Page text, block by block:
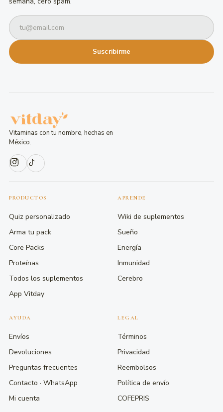
Suscribirme
Vitaminas con tu nombre, hechas en
México.
PRODUCTOS
Quiz personalizado
Arma tu pack
Core Packs
Proteínas
Todos los suplementos
App Vitday
APRENDE
Wiki de suplementos
Sueño
Energía
Inmunidad
Cerebro
AYUDA
Envíos
Devoluciones
Preguntas frecuentes
Contacto · WhatsApp
Mi cuenta
LEGAL
Términos
Privacidad
Reembolsos
Política de envío
COFEPRIS